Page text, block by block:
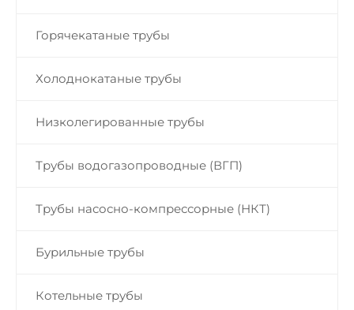
Горячекатаные трубы
Холоднокатаные трубы
Низколегированные трубы
Трубы водогазопроводные (ВГП)
Трубы насосно-компрессорные (НКТ)
Бурильные трубы
Котельные трубы